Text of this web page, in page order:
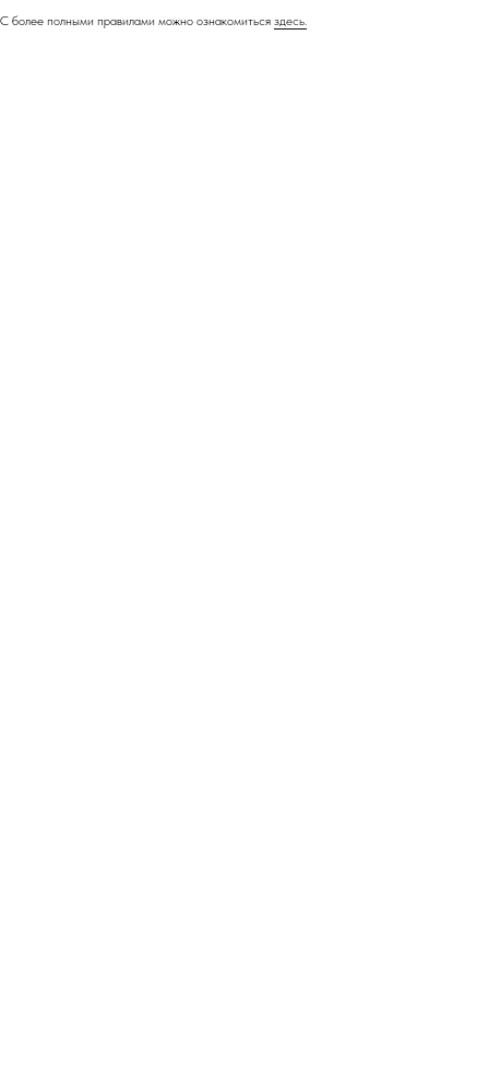
С более полными правилами можно ознакомиться здесь.